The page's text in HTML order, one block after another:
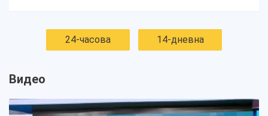
24-часова 14-дневна
Видео